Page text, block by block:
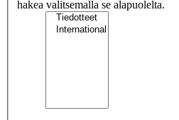
hakea valitsemalla se alapuolelta.